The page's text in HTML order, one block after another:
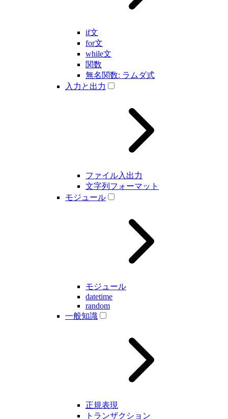
if文
for文
while文
関数
無名関数: ラムダ式
入力と出力
ファイル入出力
文字列フォーマット
モジュール
モジュール
datetime
random
一般知識
正規表現
トランザクション